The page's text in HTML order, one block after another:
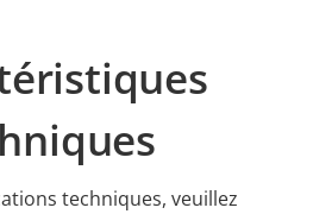
techniques, veuillez